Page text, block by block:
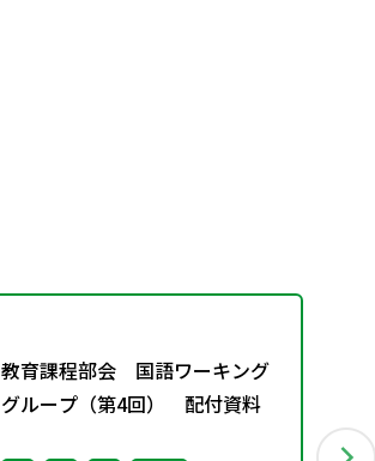
教育課程部会 国語ワーキング
グループ（第4回） 配付資料